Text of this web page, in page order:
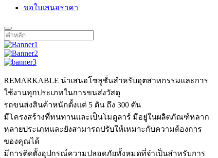
ขอใบเสนอราคา
REMARKABLE นำเสนอโซลูชั่นสำหรับอุตสาหกรรมและการ
ใช้งานทุกประเภทในการขนส่งวัสดุ
รถขนส่งสินค้าหนักตั้งแต่ 5 ตัน ถึง 300 ตัน
มีโครงสร้างที่ทนทานและเป็นโมดูลาร์ มีอยู่ในผลิตภัณฑ์หลาก
หลายประเภทและยังสามารถปรับให้เหมาะกับความต้องการ
ของคุณได้
มีการติดตั้งอุปกรณ์ความปลอดภัยทั้งหมดที่จำเป็นสำหรับการ